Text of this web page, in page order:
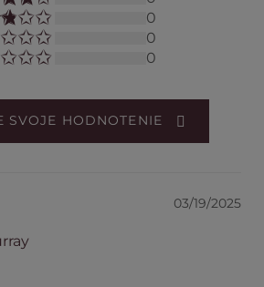
0
0
0
SVOJE HODNOTENIE
03/19/2025